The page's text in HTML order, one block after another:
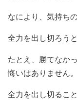
なにより、気持ち
全力を出し切ろう
たとえ、勝てなか
悔いはありません。
全力を出し切るこ